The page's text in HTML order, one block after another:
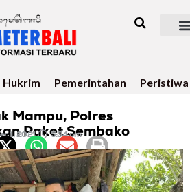
Hukrim Pemerintahan Peristiwa
Mampu, Polres
Paket Sembako
1, 2021 5:54 pm